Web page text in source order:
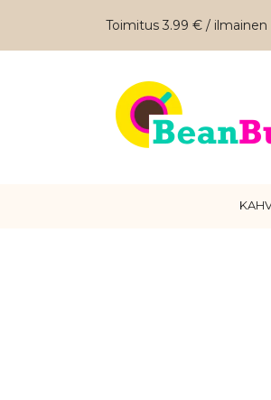
Toimitus 3.99 € /